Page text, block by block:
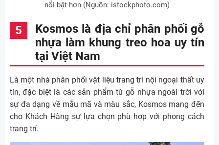
nổi bật hơn (Nguồn: istockphoto.com)
Kosmos là địa chỉ phân phối gỗ
nhựa làm khung treo hoa uy tín
tại Việt Nam
Là một nhà phân phối vật liệu trang trí nội ngoại thất uy
tín, đặc biệt là các sản phẩm từ gỗ nhựa ngoài trời với
sự đa dạng về mẫu mã và màu sắc, Kosmos mang đến
cho Khách Hàng sự lựa chọn phù hợp với phong cách
trang trí.